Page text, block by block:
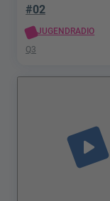
#02
JUGENDRADIO
Q3
play_arrow